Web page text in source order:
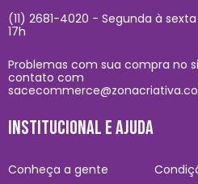
(11) 2681-4020 - Segunda à
17h
Problemas com sua compra no
contato com
INSTITUCIONAL E AJUDA
Conheça a gente